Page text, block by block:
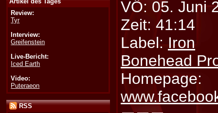
Review:
Tyr
Interview:
Greifenstein
Live-Bericht:
Iced Earth
Video:
Puteraeon
RSS
VÖ: 05. Juni
Zeit: 41:14
Label: Iron
Bonehead
Homepage: